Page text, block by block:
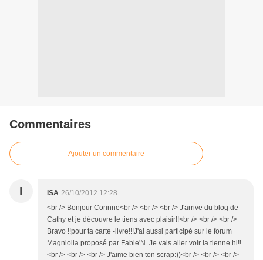
Commentaires
Ajouter un commentaire
I ISA 26/10/2012 12:28
<br /> Bonjour Corinne<br /> <br /> <br /> J'arrive du blog de
Cathy et je découvre le tiens avec plaisir!!<br /> <br /> <br />
Bravo !!pour ta carte -livre!!!J'ai aussi participé sur le forum
Magniolia proposé par Fabie'N .Je vais aller voir la tienne hi!!
<br /> <br /> <br /> J'aime bien ton scrap:))<br /> <br /> <br />